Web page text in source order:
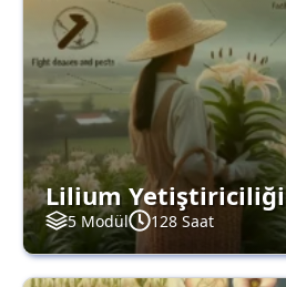
Lilium Yetiştiriciliği
5 Modül 128 Saat